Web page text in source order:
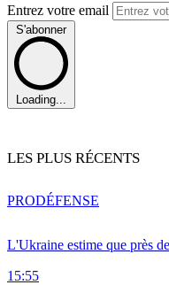
Entrez votre email
S'abonner
Loading...
LES PLUS RÉCENTS
L'Ukraine estime que près
15:55
PRODÉFENSE